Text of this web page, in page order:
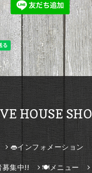
HOUSE SHO
👄インフォメーション
募集中!! 🍽️メニュー